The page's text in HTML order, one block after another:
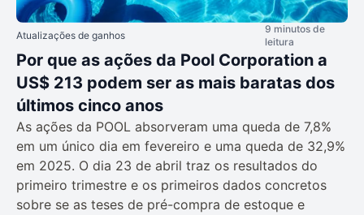
Atualizações de ganhos
9 minutos de
leitura
Por que as ações da Pool Corporation a
US$ 213 podem ser as mais baratas dos
últimos cinco anos
As ações da POOL absorveram uma queda de 7,8%
em um único dia em fevereiro e uma queda de 32,9%
em 2025. O dia 23 de abril traz os resultados do
primeiro trimestre e os primeiros dados concretos
sobre se as teses de pré-compra de estoque e